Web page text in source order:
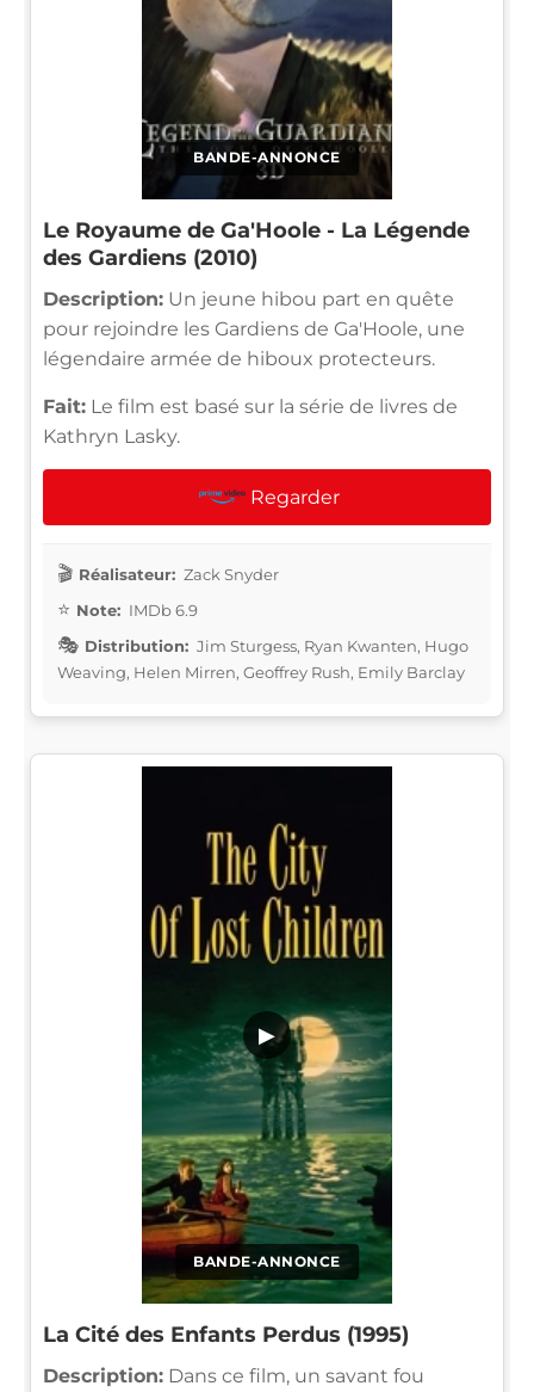
BANDE-ANNONCE
Le Royaume de Ga'Hoole - La Légende
des Gardiens (2010)
Description: Un jeune hibou part en quête
pour rejoindre les Gardiens de Ga'Hoole, une
légendaire armée de hiboux protecteurs.
Fait: Le film est basé sur la série de livres de
Kathryn Lasky.
Regarder
Réalisateur: Zack Snyder
Note: IMDb 6.9
Distribution: Jim Sturgess, Ryan Kwanten, Hugo
Weaving, Helen Mirren, Geoffrey Rush, Emily Barclay
BANDE-ANNONCE
▶
La Cité des Enfants Perdus (1995)
Description: Dans ce film, un savant fou